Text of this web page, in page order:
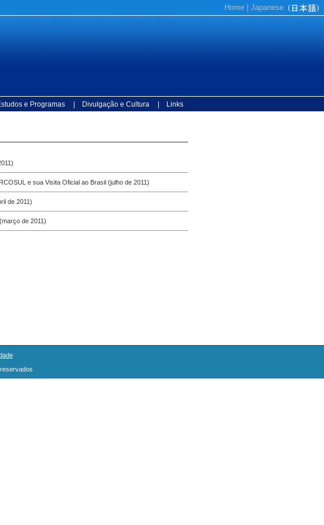
Home Japanese
e Programas | Divulgação e Cultura | Links
e sua Visita Oficial ao Brasil (julho de 2011)
de 2011)
de 2011)